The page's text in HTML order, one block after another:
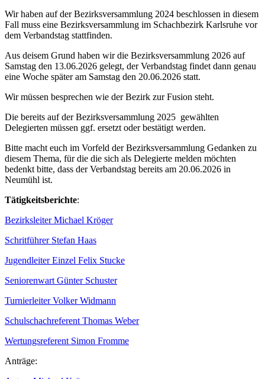
Wir haben auf der Bezirksversammlung 2024 beschlossen in diesem
Fall muss eine Bezirksversammlung im Schachbezirk Karlsruhe vor
dem Verbandstag stattfinden.
Aus deisem Grund haben wir die Bezirksversammlung 2026 auf
Samstag den 13.06.2026 gelegt, der Verbandstag findet dann genau
eine Woche später am Samstag den 20.06.2026 statt.
Wir müssen besprechen wie der Bezirk zur Fusion steht.
Die bereits auf der Bezirksversammlung 2025 gewählten
Delegierten müssen ggf. ersetzt oder bestätigt werden.
Bitte macht euch im Vorfeld der Bezirksversammlung Gedanken zu
diesem Thema, für die die sich als Delegierte melden möchten
bedenkt bitte, dass der Verbandstag bereits am 20.06.2026 in
Neumühl ist.
Tätigkeitsberichte:
Bezirksleiter Michael Kröger
Schritführer Stefan Haas
Jugendleiter Einzel Felix Stucke
Seniorenwart Günter Schuster
Turnierleiter Volker Widmann
Schulschachreferent Thomas Weber
Wertungsreferent Simon Fromme
Anträge: